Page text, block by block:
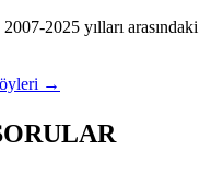
2007-2025 yılları arasındaki
→